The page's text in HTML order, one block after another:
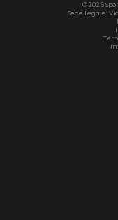
© 2026
Sede Legale: